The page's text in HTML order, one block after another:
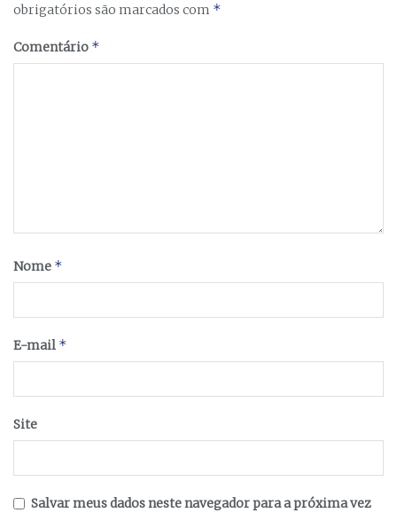
obrigatórios são marcados com *
Comentário *
Nome *
E-mail *
Site
Salvar meus dados neste navegador para a próxima vez